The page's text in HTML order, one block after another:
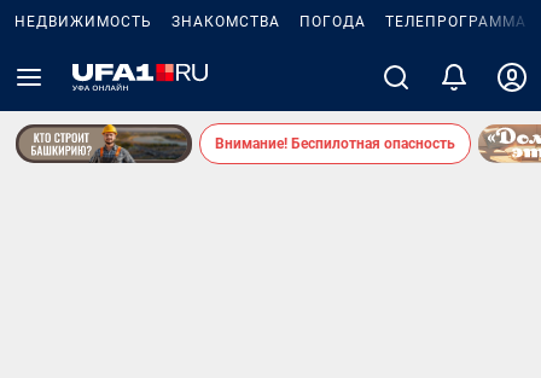
НЕДВИЖИМОСТЬ ЗНАКОМСТВА ПОГОДА ТЕЛЕПРОГРАММА
Внимание! Беспилотная опасность